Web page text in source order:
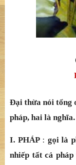
Đại thừa nói tổng
pháp, hai là nghĩa.
I. PHÁP: gọi là
nhiếp tất cả